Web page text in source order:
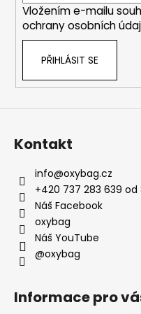
Vložením e-mailu
ochrany osobních
PŘIHLÁSIT SE
Kontakt
info@oxybag.cz
+420 737 283 639 od
Náš Facebook
oxybag
Náš YouTube
@oxybag
Informace pro